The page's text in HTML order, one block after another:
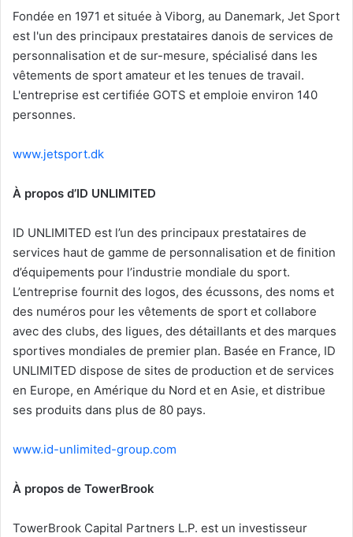
Fondée en 1971 et située à Viborg, au Danemark, Jet Sport
est l'un des principaux prestataires danois de services de
personnalisation et de sur-mesure, spécialisé dans les
vêtements de sport amateur et les tenues de travail.
L'entreprise est certifiée GOTS et emploie environ 140
personnes.
www.jetsport.dk
À propos d’ID UNLIMITED
ID UNLIMITED est l’un des principaux prestataires de
services haut de gamme de personnalisation et de finition
d’équipements pour l’industrie mondiale du sport.
L’entreprise fournit des logos, des écussons, des noms et
des numéros pour les vêtements de sport et collabore
avec des clubs, des ligues, des détaillants et des marques
sportives mondiales de premier plan. Basée en France, ID
UNLIMITED dispose de sites de production et de services
en Europe, en Amérique du Nord et en Asie, et distribue
ses produits dans plus de 80 pays.
www.id-unlimited-group.com
À propos de TowerBrook
TowerBrook Capital Partners L.P. est un investisseur